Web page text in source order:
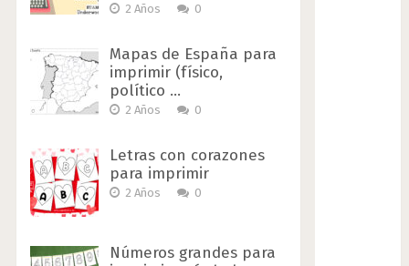
2 Años 0
Mapas de España para
imprimir (físico,
político …
2 Años 0
Letras con corazones
para imprimir
2 Años 0
Números grandes para